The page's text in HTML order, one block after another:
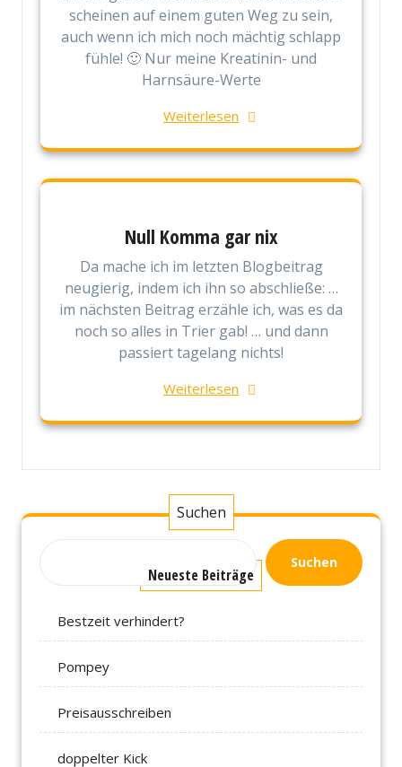
scheinen auf einem guten Weg zu sein,
auch wenn ich mich noch mächtig schlapp
fühle! 🙂 Nur meine Kreatinin- und
Harnsäure-Werte
Weiterlesen
Null Komma gar nix
Da mache ich im letzten Blogbeitrag
neugierig, indem ich ihn so abschließe: …
im nächsten Beitrag erzähle ich, was es da
noch so alles in Trier gab! … und dann
passiert tagelang nichts!
Weiterlesen
Suchen
Suchen
Neueste Beiträge
Bestzeit verhindert?
Pompey
Preisausschreiben
doppelter Kick